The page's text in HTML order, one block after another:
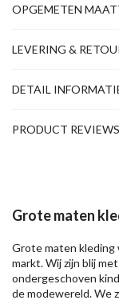
OPGEMETEN
LEVERING &
DETAIL
PRODUCT REVIEWS
Grote maten
Grote maten kleding
markt. Wij zijn blij
ondergeschoven
de modewereld. We